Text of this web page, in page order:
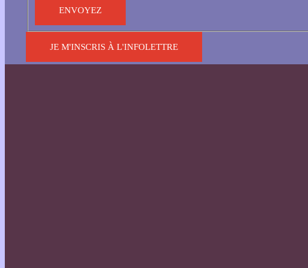
JE M'INSCRIS À L'INFOLETTRE